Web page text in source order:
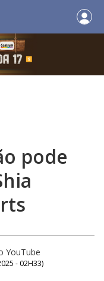
pode
YouTube
- 02H33)